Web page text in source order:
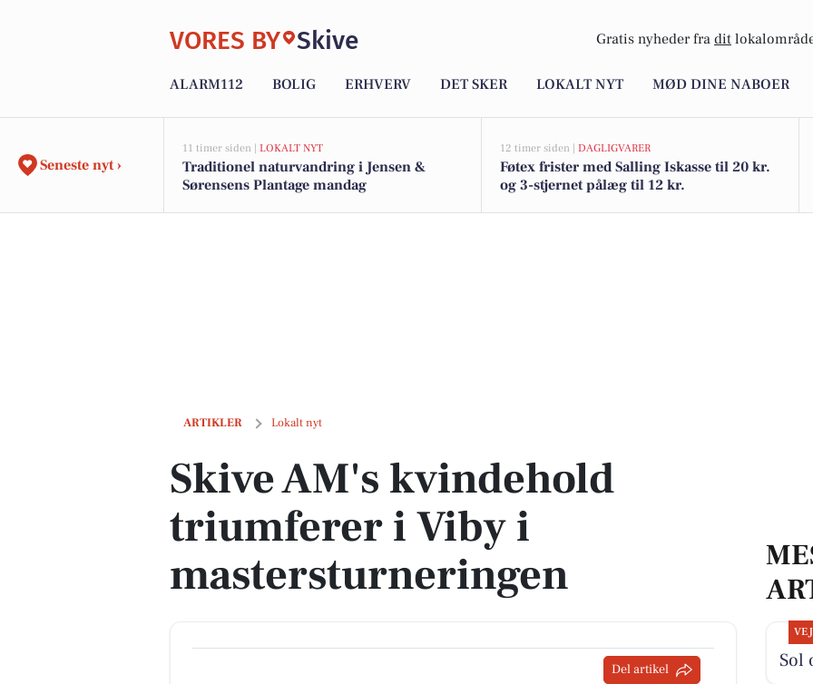
VORES BY Skive Gratis nyheder fra dit
ALARM112 BOLIG ERHVERV DET SKER LOKALT NYT MØD DINE NABOER
Seneste nyt ›
11 timer siden | LOKALT NYT
Traditionel naturvandring i Jensen &
Sørensens Plantage mandag
12 timer siden | DAGLIGVARER
Føtex frister med Salling Iskasse til 20 kr.
og 3-stjernet pålæg til 12 kr.
ARTIKLER Lokalt nyt
Skive AM's kvindehold triumferer i Viby i mastersturneringen
Skive AM's kvindehold
triumferer i Viby i
mastersturneringen
Del artikel Sol